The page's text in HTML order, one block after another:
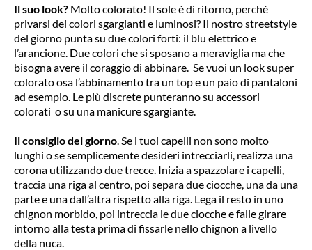
Il suo look? Molto colorato! Il sole è di ritorno, perché
privarsi dei colori sgargianti e luminosi? Il nostro streetstyle
del giorno punta su due colori forti: il blu elettrico e
l’arancione. Due colori che si sposano a meraviglia ma che
bisogna avere il coraggio di abbinare. Se vuoi un look super
colorato osa l’abbinamento tra un top e un paio di pantaloni
ad esempio. Le più discrete punteranno su accessori
colorati o su una manicure sgargiante.
Il consiglio del giorno. Se i tuoi capelli non sono molto
lunghi o se semplicemente desideri intrecciarli, realizza una
corona utilizzando due trecce. Inizia aspazzolare i capelli,
traccia una riga al centro, poi separa due ciocche, una da una
parte e una dall’altra rispetto alla riga. Lega il resto in uno
chignon morbido, poi intreccia le due ciocche e falle girare
intorno alla testa prima di fissarle nello chignon a livello
della nuca.